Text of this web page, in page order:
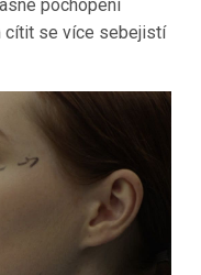
pochopení
cítit se více sebejistí